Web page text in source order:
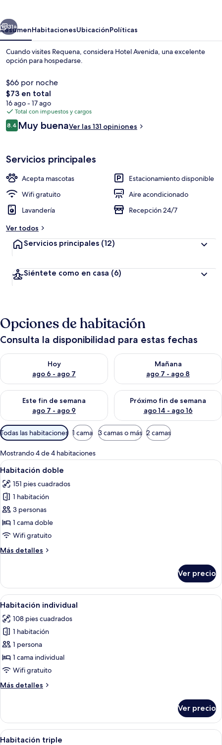
Siguiente
31+
ResumenHabitacionesUbicaciónPolíticas
Cuando visites Requena, considera Hotel Avenida, una excelente
opción para hospedarse.
$66 por noche
El
precio
total
es
de
$73 en total
16 ago - 17 ago
Total con impuestos y cargos
Opiniones
8.48.4 de 10,
Muy buenaVer las 131 opiniones
Servicios principales
Acepta mascotas
Estacionamiento disponible
Wifi gratuito
Aire acondicionado
Lavandería
Recepción 24/7
Ver todos
Servicios principales (12)
Siéntete como en casa (6)
Opciones de habitación
Consulta la disponibilidad para estas fechas
Hoy
ago 6 - ago 7
Consulta la disponibilidad para hoy ago 6 - ago 7
Mañana
ago 7 - ago 8
Consulta la disponibilidad
Este fin de semana
ago 7 - ago 9
Consulta la disponibilidad para este fin de semana ago 7 -
Próximo fin de semana
ago 14 - ago 16
Consulta la disponibilidad
Filtros
disponibles
para
las
habitaciones
Todas las habitaciones 1 cama 3 camas o más 2 camas
Mostrando 4 de 4 habitaciones
Abrir
todas
las
fotos
de
Habitación
doble
Ropa de cama de alta calidad y
7
Habitación doble
151 pies cuadrados
1 habitación
3 personas
1 cama doble
Wifi gratuito
Más detalles
Más
doble
Ver precio
Abrir
todas
las
fotos
de
Habitación
individual
Una habitación de hotel con una
5
Habitación individual
108 pies cuadrados
1 habitación
1 persona
1 cama individual
Wifi gratuito
Más detalles
Más
individual
Ver precio
Abrir
Habitación de hotel con tres camas
5
Habitación triple